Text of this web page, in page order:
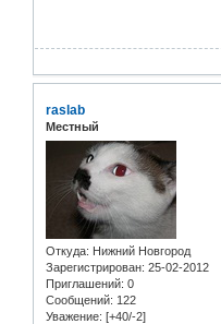
raslab
Местный
Откуда: Нижний Новгород
Зарегистрирован: 25-02-2012
Приглашений: 0
Сообщений: 122
Уважение: [+40/-2]